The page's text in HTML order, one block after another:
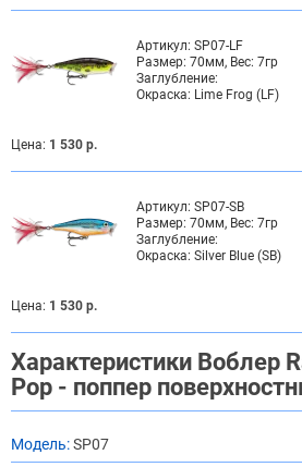
Артикул: SP07-LF
Размер: 70мм, Вес: 7гр
Заглубление:
Окраска: Lime Frog (LF)
Цена: 1 530 р.
Артикул: SP07-SB
Размер: 70мм, Вес: 7гр
Заглубление:
Окраска: Silver Blue (SB)
Цена: 1 530 р.
Характеристики Воблер
Pop - поппер
Модель:SP07